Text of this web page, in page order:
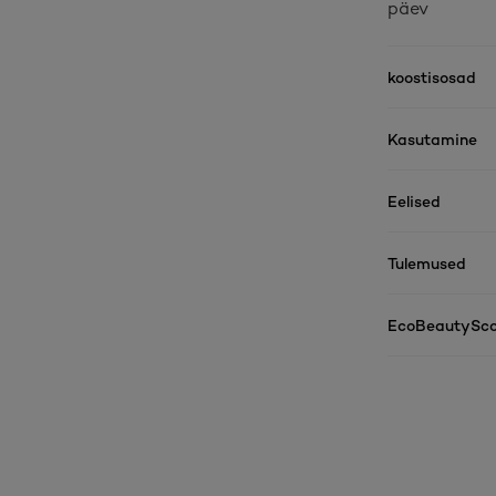
päev
koostisosad
Kasutamine
Eelised
Tulemused